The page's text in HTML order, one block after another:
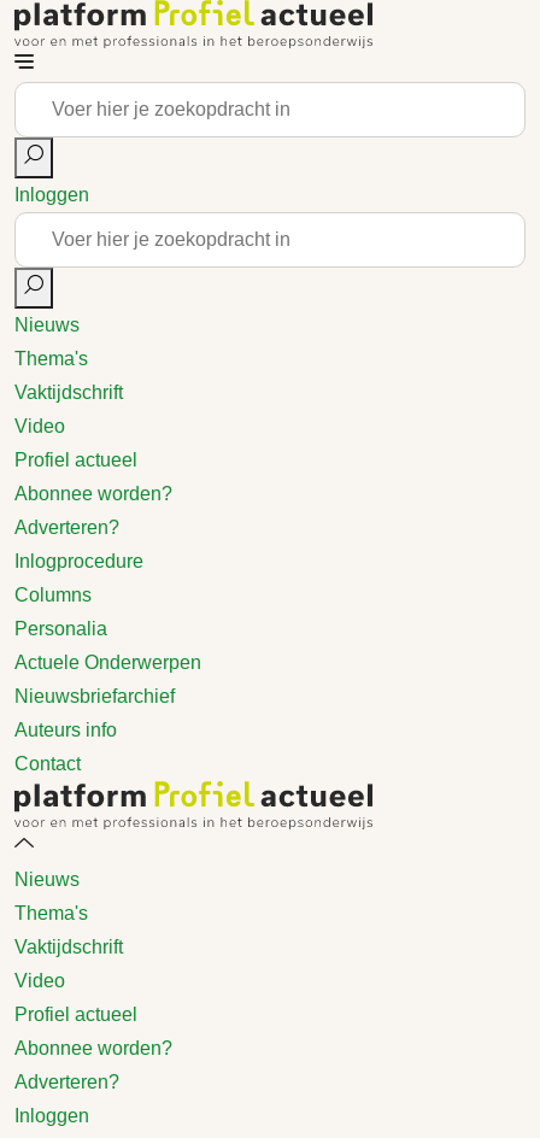
Inloggen
Nieuws
Thema's
Vaktijdschrift
Video
Profiel actueel
Abonnee worden?
Adverteren?
Inlogprocedure
Columns
Personalia
Actuele Onderwerpen
Nieuwsbriefarchief
Auteurs info
Contact
Nieuws
Thema's
Vaktijdschrift
Video
Profiel actueel
Abonnee worden?
Adverteren?
Inloggen